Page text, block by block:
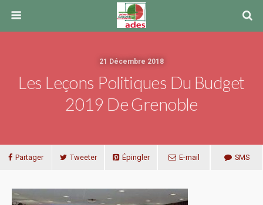
21 Décembre 2018
Les Leçons Politiques Du Budget
2019 De Grenoble
Partager Tweeter Épingler E-mail SMS